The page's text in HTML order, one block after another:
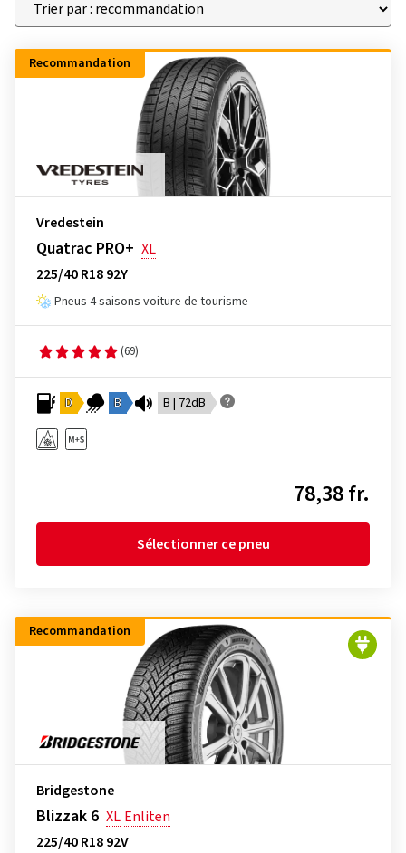
Recommandation
Vredestein
Quatrac PRO+ XL
225/40 R18 92Y
Pneus 4 saisons voiture de tourisme
(69)
D B B | 72dB
78,38 fr.
Sélectionner ce pneu
Recommandation
Bridgestone
Blizzak 6 XL Enliten
225/40 R18 92V